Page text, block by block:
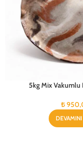
5kg Mix Vakumlu
₺